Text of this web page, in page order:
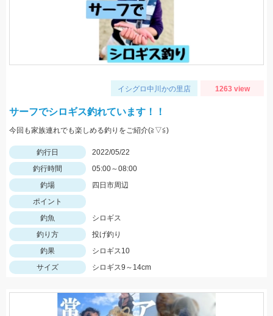
イシグロ中川かの里店 1263 view
サーフでシロギス釣れています！！
今回も家族連れでも楽しめる釣りをご紹介(≧▽≦)
釣行日
2022/05/22
釣行時間
05:00～08:00
釣場
四日市周辺
ポイント
釣魚
シロギス
釣り方
投げ釣り
釣果
シロギス10
サイズ
シロギス9～14cm